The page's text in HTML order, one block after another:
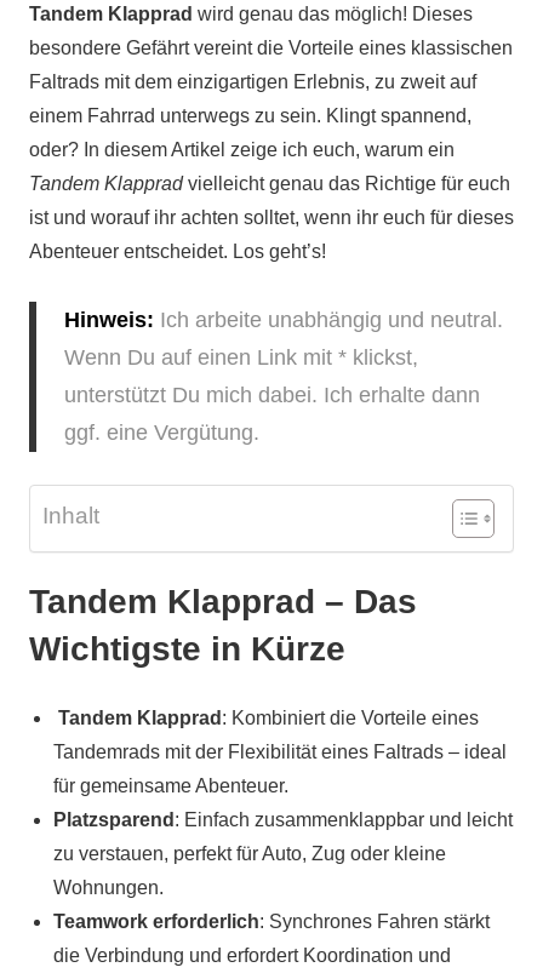
Tandem Klapprad wird genau das möglich! Dieses
besondere Gefährt vereint die Vorteile eines klassischen
Faltrads mit dem einzigartigen Erlebnis, zu zweit auf
einem Fahrrad unterwegs zu sein. Klingt spannend,
oder? In diesem Artikel zeige ich euch, warum ein
Tandem Klappradvielleicht genau das Richtige für euch
ist und worauf ihr achten solltet, wenn ihr euch für dieses
Abenteuer entscheidet. Los geht’s!
Hinweis: Ich arbeite unabhängig und neutral.
Wenn Du auf einen Link mit * klickst,
unterstützt Du mich dabei. Ich erhalte dann
ggf. eine Vergütung.
Inhalt
Tandem Klapprad – Das
Wichtigste in Kürze
Tandem Klapprad : Kombiniert die Vorteile eines
Tandemrads mit der Flexibilität eines Faltrads – ideal
für gemeinsame Abenteuer.
Platzsparend : Einfach zusammenklappbar und leicht
zu verstauen, perfekt für Auto, Zug oder kleine
Wohnungen.
Teamwork erforderlich: Synchrones Fahren stärkt
die Verbindung und erfordert Koordination und